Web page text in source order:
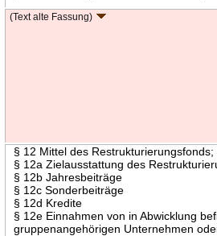
(Text alte Fassung)
§ 12 Mittel des
§ 12a Zielausstattung des
§ 12b Jahresbeiträge
§ 12c Sonderbeiträge
§ 12d Kredite
§ 12e Einnahmen von in Abwicklung
gruppenangehörigen Unternehmen